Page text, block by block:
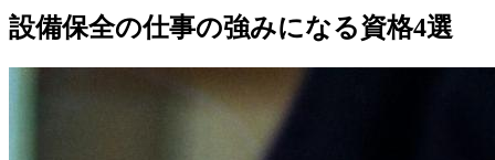
設備保全の仕事の強みになる資格4選